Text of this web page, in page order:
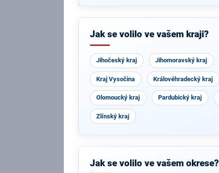
Jak se volilo ve vašem kraji?
Jihočeský kraj Jihomoravský kraj
Kraj Vysočina Královéhradecký kraj
Olomoucký kraj Pardubický kraj
Zlínský kraj
Jak se volilo ve vašem okrese?